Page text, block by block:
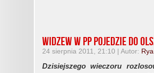
Widzew w PP pojedzie do
24 sierpnia 2011, 21:10 | Autor:
Dzisiejszego wieczoru